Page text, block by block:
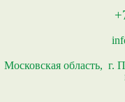
Московская область, г.